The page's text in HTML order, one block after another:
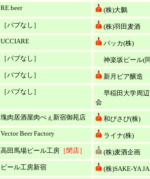
RE.beer
(株)大鵬
［パブなし］
(株)羽田麦酒
UCCIARE
バッカ(株)
［パブなし］
神楽坂ビール(
［パブなし］
新月ビア醸造
［パブなし］
早稲田大学周
会
塊肉居酒屋肉べぇ新宿御苑店
和びさび(株)
Vector Beer Factory
ライナ(株)
高田馬場ビール工房 ［閉店］
(株)麦酒企画
ビール工房新宿
(株)SAKE-YA